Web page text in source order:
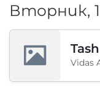
Вторник,